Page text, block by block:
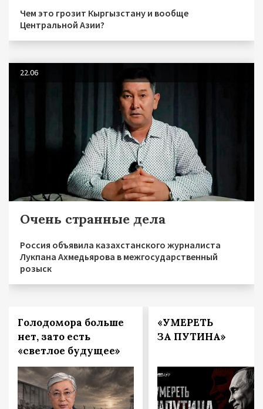
Чем это грозит Кыргызстану и вообще
Центральной Азии?
22.06
Очень странные дела
Россия объявила казахстанского журналиста
Лукпана Ахмедьярова в межгосударственный
розыск
Голодомора больше
нет, зато есть
«светлое будущее»
«УМЕРЕТЬ
ЗА ПУТИНА»